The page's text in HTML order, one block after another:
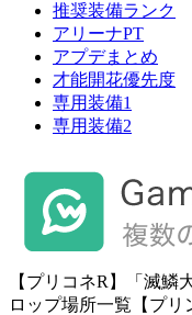
推奨装備ランク
アリーナPT
アプデまとめ
才能開花優先度
専用装備1
専用装備2
【プリコネR】「滅鱗
ロップ場所一覧【プリ